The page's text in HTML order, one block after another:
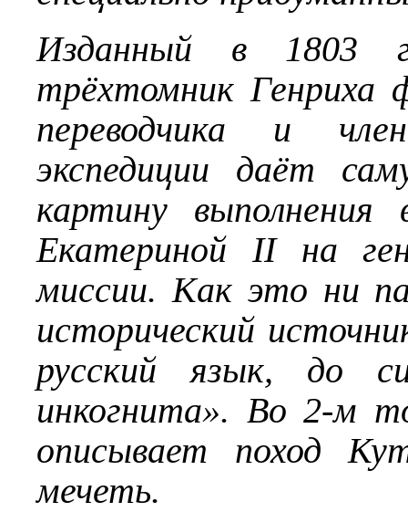
Изданный в 1803
трёхтомник Генриха
переводчика и
экспедиции даёт
картину выполнения
Екатериной II на
миссии. Как это ни
исторический
русский язык, до
инкогнита». Во 2-м
описывает поход
мечеть.